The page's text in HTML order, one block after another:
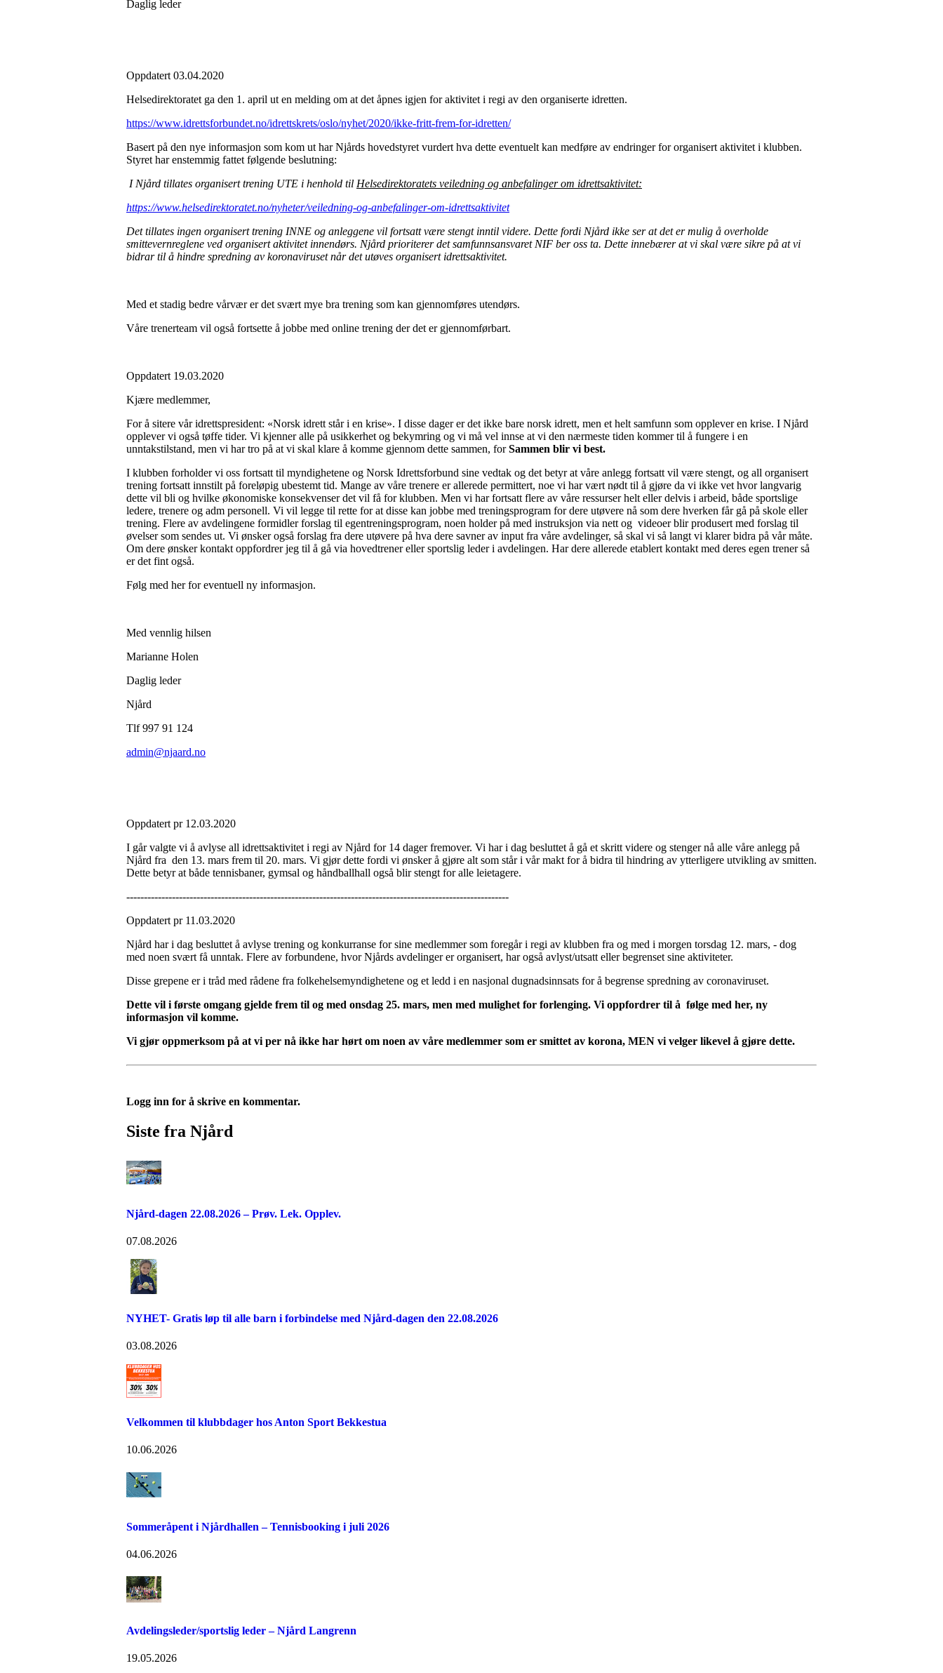
Daglig leder
Oppdatert 03.04.2020
Helsedirektoratet ga den 1. april ut en melding om at det åpnes igjen for aktivitet i regi av den organiserte idretten.
https://www.idrettsforbundet.no/idrettskrets/oslo/nyhet/2020/ikke-fritt-frem-for-idretten/
Basert på den nye informasjon som kom ut har Njårds hovedstyret vurdert hva dette eventuelt kan medføre av endringer for organisert aktivitet i klubben.
Styret har enstemmig fattet følgende beslutning:
I Njård tillates organisert trening UTE i henhold til Helsedirektoratets veiledning og anbefalinger om idrettsaktivitet:
https://www.helsedirektoratet.no/nyheter/veiledning-og-anbefalinger-om-idrettsaktivitet
Det tillates ingen organisert trening INNE og anleggene vil fortsatt være stengt inntil videre. Dette fordi Njård ikke ser at det er mulig å overholde
smittevernreglene ved organisert aktivitet innendørs. Njård prioriterer det samfunnsansvaret NIF ber oss ta. Dette innebærer at vi skal være sikre på at vi
bidrar til å hindre spredning av koronaviruset når det utøves organisert idrettsaktivitet.
Med et stadig bedre vårvær er det svært mye bra trening som kan gjennomføres utendørs.
Våre trenerteam vil også fortsette å jobbe med online trening der det er gjennomførbart.
Oppdatert 19.03.2020
Kjære medlemmer,
For å sitere vår idrettspresident: «Norsk idrett står i en krise». I disse dager er det ikke bare norsk idrett, men et helt samfunn som opplever en krise. I Njård
opplever vi også tøffe tider. Vi kjenner alle på usikkerhet og bekymring og vi må vel innse at vi den nærmeste tiden kommer til å fungere i en
unntakstilstand, men vi har tro på at vi skal klare å komme gjennom dette sammen, forSammen blir vi best.
I klubben forholder vi oss fortsatt til myndighetene og Norsk Idrettsforbund sine vedtak og det betyr at våre anlegg fortsatt vil være stengt, og all organisert
trening fortsatt innstilt på foreløpig ubestemt tid. Mange av våre trenere er allerede permittert, noe vi har vært nødt til å gjøre da vi ikke vet hvor langvarig
dette vil bli og hvilke økonomiske konsekvenser det vil få for klubben. Men vi har fortsatt flere av våre ressurser helt eller delvis i arbeid, både sportslige
ledere, trenere og adm personell. Vi vil legge til rette for at disse kan jobbe med treningsprogram for dere utøvere nå som dere hverken får gå på skole eller
trening. Flere av avdelingene formidler forslag til egentreningsprogram, noen holder på med instruksjon via nett og videoer blir produsert med forslag til
øvelser som sendes ut. Vi ønsker også forslag fra dere utøvere på hva dere savner av input fra våre avdelinger, så skal vi så langt vi klarer bidra på vår måte.
Om dere ønsker kontakt oppfordrer jeg til å gå via hovedtrener eller sportslig leder i avdelingen. Har dere allerede etablert kontakt med deres egen trener så
er det fint også.
Følg med her for eventuell ny informasjon.
Med vennlig hilsen
Marianne Holen
Daglig leder
Njård
Tlf 997 91 124
admin@njaard.no
Oppdatert pr 12.03.2020
I går valgte vi å avlyse all idrettsaktivitet i regi av Njård for 14 dager fremover. Vi har i dag besluttet å gå et skritt videre og stenger nå alle våre anlegg på
Njård fra den 13. mars frem til 20. mars. Vi gjør dette fordi vi ønsker å gjøre alt som står i vår makt for å bidra til hindring av ytterligere utvikling av smitten.
Dette betyr at både tennisbaner, gymsal og håndballhall også blir stengt for alle leietagere.
-------------------------------------------------------------------------------------------------------------
Oppdatert pr 11.03.2020
Njård har i dag besluttet å avlyse trening og konkurranse for sine medlemmer som foregår i regi av klubben fra og med i morgen torsdag 12. mars, - dog
med noen svært få unntak. Flere av forbundene, hvor Njårds avdelinger er organisert, har også avlyst/utsatt eller begrenset sine aktiviteter.
Disse grepene er i tråd med rådene fra folkehelsemyndighetene og et ledd i en nasjonal dugnadsinnsats for å begrense spredning av coronaviruset.
Dette vil i første omgang gjelde frem til og med onsdag 25. mars, men med mulighet for forlenging. Vi oppfordrer til å følge med her, ny
informasjon vil komme.
Vi gjør oppmerksom på at vi per nå ikke har hørt om noen av våre medlemmer som er smittet av korona, MEN vi velger likevel å gjøre dette.
Logg inn for å skrive en kommentar.
Siste fra Njård
Njård-dagen 22.08.2026 – Prøv. Lek. Opplev.
07.08.2026
NYHET- Gratis løp til alle barn i forbindelse med Njård-dagen den 22.08.2026
03.08.2026
Velkommen til klubbdager hos Anton Sport Bekkestua
10.06.2026
Sommeråpent i Njårdhallen – Tennisbooking i juli 2026
04.06.2026
Avdelingsleder/sportslig leder – Njård Langrenn
19.05.2026